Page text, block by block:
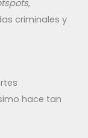
,
criminales y
hace tan